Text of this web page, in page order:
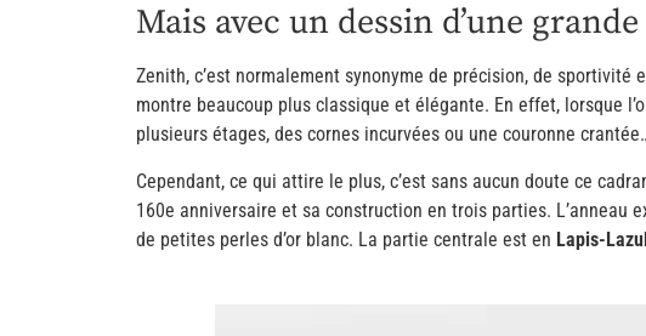
Mais avec un dessin d’une
Zenith, c’est normalement synonyme de précision, de sportivité
montre beaucoup plus classique et élégante. En effet, lorsque
plusieurs étages, des cornes incurvées ou une couronne
Cependant, ce qui attire le plus, c’est sans aucun doute ce
160e anniversaire et sa construction en trois parties. L’anneau
de petites perles d’or blanc. La partie centrale est en Lapis-